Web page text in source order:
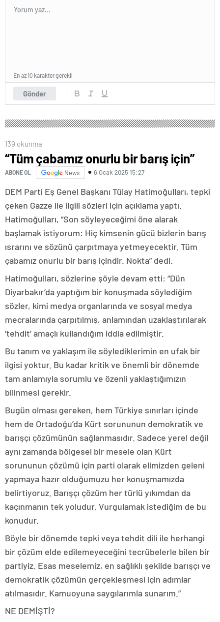
Gönder
En az 10 karakter gerekli
139 okunma
“Tüm çabamız onurlu bir barış için”
ABONE OL News 6 Ocak 2025 15:27
DEM Parti Eş Genel Başkanı Tülay Hatimoğulları, tepki
çeken Gazze ile ilgili sözleri için açıklama yaptı.
Hatimoğulları, “Son söyleyeceğimi öne alarak
başlamak istiyorum: Hiç kimsenin gücü bizlerin barış
ısrarını ve sözünü çarpıtmaya yetmeyecektir. Tüm
çabamız onurlu bir barış içindir. Nokta” dedi.
Hatimoğulları, sözlerine şöyle devam etti: “Dün
Diyarbakır’da yaptığım bir konuşmada söylediğim
sözler, kimi medya organlarında ve sosyal medya
mecralarında çarpıtılmış, anlamından uzaklaştırılarak
‘tehdit’ amaçlı kullandığım iddia edilmiştir.
Bu tanım ve yaklaşım ile söylediklerimin en ufak bir
ilgisi yoktur. Bu kadar kritik ve önemli bir dönemde
tam anlamıyla sorumlu ve özenli yaklaştığımızın
bilinmesi gerekir.
Bugün olması gereken, hem Türkiye sınırları içinde
hem de Ortadoğu’da Kürt sorununun demokratik ve
barışçı çözümünün sağlanmasıdır. Sadece yerel değil
aynı zamanda bölgesel bir mesele olan Kürt
sorununun çözümü için parti olarak elimizden geleni
yapmaya hazır olduğumuzu her konuşmamızda
belirtiyoruz. Barışçı çözüm her türlü yıkımdan da
kaçınmanın tek yoludur. Vurgulamak istediğim de bu
konudur.
Böyle bir dönemde tepki veya tehdit dili ile herhangi
bir çözüm elde edilemeyeceğini tecrübelerle bilen bir
partiyiz. Esas meselemiz, en sağlıklı şekilde barışçı ve
demokratik çözümün gerçekleşmesi için adımlar
atılmasıdır. Kamuoyuna saygılarımla sunarım.”
NE DEMİŞTİ?